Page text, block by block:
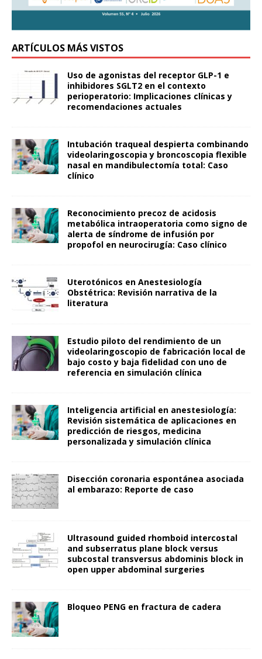
ARTÍCULOS MÁS VISTOS
Uso de agonistas del receptor GLP-1 e
inhibidores SGLT2 en el contexto
perioperatorio: Implicaciones clínicas y
recomendaciones actuales
Intubación traqueal despierta combinando
videolaringoscopia y broncoscopia flexible
nasal en mandibulectomía total: Caso
clínico
Reconocimiento precoz de acidosis
metabólica intraoperatoria como signo de
alerta de síndrome de infusión por
propofol en neurocirugía: Caso clínico
Uterotónicos en Anestesiología
Obstétrica: Revisión narrativa de la
literatura
Estudio piloto del rendimiento de un
videolaringoscopio de fabricación local de
bajo costo y baja fidelidad con uno de
referencia en simulación clínica
Inteligencia artificial en anestesiología:
Revisión sistemática de aplicaciones en
predicción de riesgos, medicina
personalizada y simulación clínica
Disección coronaria espontánea asociada
al embarazo: Reporte de caso
Ultrasound guided rhomboid intercostal
and subserratus plane block versus
subcostal transversus abdominis block in
open upper abdominal surgeries
Bloqueo PENG en fractura de cadera